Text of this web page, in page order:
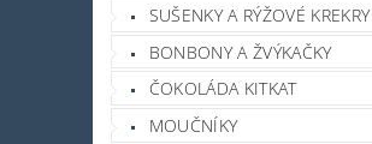
SUŠENKY A RÝŽOVÉ KREKRY
BONBONY A ŽVÝKAČKY
ČOKOLÁDA KITKAT
MOUČNÍKY